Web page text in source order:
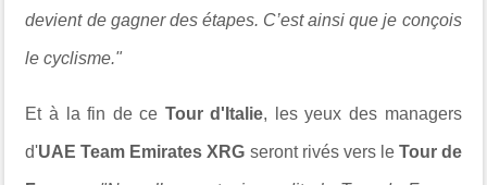
devient de gagner des étapes. C’est ainsi que je conçois
le cyclisme."
Et à la fin de ce Tour d'Italie, les yeux des managers
d'UAE Team Emirates XRG seront rivés vers le Tour de